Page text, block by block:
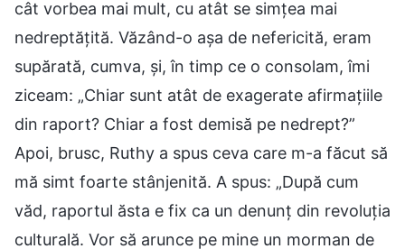
cât vorbea mai mult, cu atât se simțea mai
nedreptățită. Văzând-o așa de nefericită, eram
supărată, cumva, și, în timp ce o consolam, îmi
ziceam: „Chiar sunt atât de exagerate afirmațiile
din raport? Chiar a fost demisă pe nedrept?”
Apoi, brusc, Ruthy a spus ceva care m-a făcut să
mă simt foarte stânjenită. A spus: „După cum
văd, raportul ăsta e fix ca un denunț din revoluția
culturală. Vor să arunce pe mine un morman de